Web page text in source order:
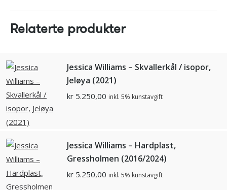
Relaterte produkter
Jessica Williams – Skvallerkål / isopor,
Jeløya (2021)
kr 5.250,00 inkl. 5% kunstavgift
Jessica Williams – Hardplast,
Gressholmen (2016/2024)
kr 5.250,00 inkl. 5% kunstavgift